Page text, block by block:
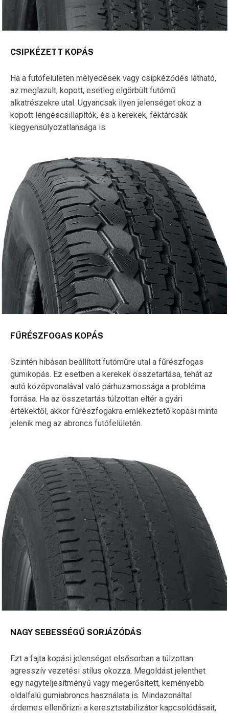
CSIPKÉZETT KOPÁS
Ha a futófelületen mélyedések vagy csipkéződés látható,
az meglazult, kopott, esetleg elgörbült futómű
alkatrészekre utal. Ugyancsak ilyen jelenséget okoz a
kopott lengéscsillapítók, és a kerekek, féktárcsák
kiegyensúlyozatlansága is.
FŰRÉSZFOGAS KOPÁS
Szintén hibásan beállított futóműre utal a fűrészfogas
gumikopás. Ez esetben a kerekek összetartása, tehát az
autó középvonalával való párhuzamossága a probléma
forrása. Ha az összetartás túlzottan eltér a gyári
értékektől, akkor fűrészfogakra emlékeztető kopási minta
jelenik meg az abroncs futófelületén.
NAGY SEBESSÉGŰ SORJÁZÓDÁS
Ezt a fajta kopási jelenséget elsősorban a túlzottan
agresszív vezetési stílus okozza. Megoldást jelenthet
egy nagyteljesítményű vagy megerősített, keményebb
oldalfalú gumiabroncs használata is. Mindazonáltal
érdemes ellenőrizni a keresztstabilizátor kapcsolódásait,